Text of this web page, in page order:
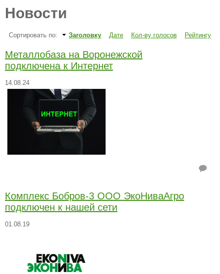
Новости
Сортировать по: Заголовку Дате Кол-ву голосов Рейтингу
Металлобаза на Воронежской
подключена к Интернет
14.08.24
Комплекс Бобров-3 ООО ЭкоНиваАгро
подключен к нашей сети
01.08.19